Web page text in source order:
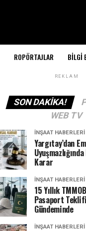
ROPÖRTAJLAR BILGI
REKLAM
SON DAKIKA!
WEB TV
İNŞAAT HABERLERI
Yargıtay’dan
Karar
İNŞAAT HABERLERI
15 Yıllık
Pasaport
Gündeminde
İNŞAAT HABERLERI